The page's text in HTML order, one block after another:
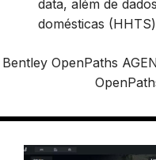
data, além de
domésticas
Bentley OpenPaths